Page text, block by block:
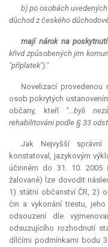
b) po osobách
důchod z českého
mají nárok na
křivd způsobených jim
"příplatek")."
Novelizací provedenou
osob pokrytých
občany, kteří "...byli
rehabilitováni podle § 33
Jak Nejvyšší
konstatoval, jazykovým
účinném do 31. 10. 2005
žalované) lze dovodit
1) státní občanství ČR, 2)
čin a vykonání trestu,
odsouzení dle
odsuzujícího rozhodnutí
dílčími podmínkami bodu